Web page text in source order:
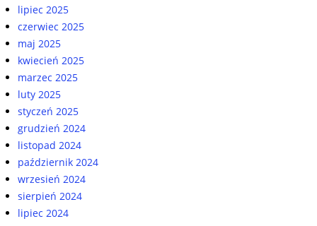
lipiec 2025
czerwiec 2025
maj 2025
kwiecień 2025
marzec 2025
luty 2025
styczeń 2025
grudzień 2024
listopad 2024
październik 2024
wrzesień 2024
sierpień 2024
lipiec 2024